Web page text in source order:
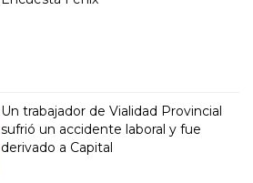
Un trabajador de Vialidad Provincial
sufrió un accidente laboral y fue
derivado a Capital